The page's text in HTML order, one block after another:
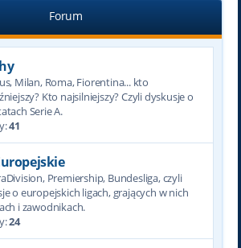
Forum
Milan, Roma, Fiorentina... kto
Kto najsilniejszy? Czyli dyskusje o
Serie A.
41
Premiership, Bundesliga, czyli
o europejskich ligach, grających w nich
i zawodnikach.
24